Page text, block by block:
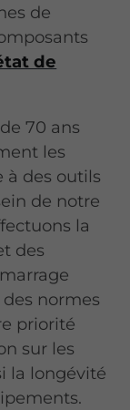
de
de
70 ans
les
à des outils
de notre
la
des
normes
priorité
sur les
la longévité